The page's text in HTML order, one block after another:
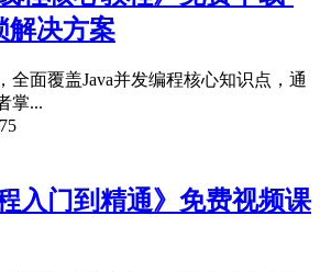
解决方案
全面覆盖Java并发编程核心知识点，通
掌...
75
入门到精通》免费视频课